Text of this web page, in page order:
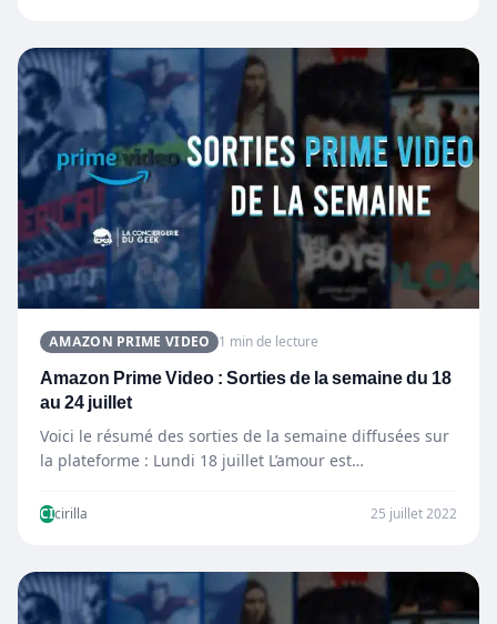
AMAZON PRIME VIDEO 1 min de lecture
Amazon Prime Video : Sorties de la semaine du 18
au 24 juillet
Voici le résumé des sorties de la semaine diffusées sur
la plateforme : Lundi 18 juillet L’amour est…
CIcirilla 25 juillet 2022